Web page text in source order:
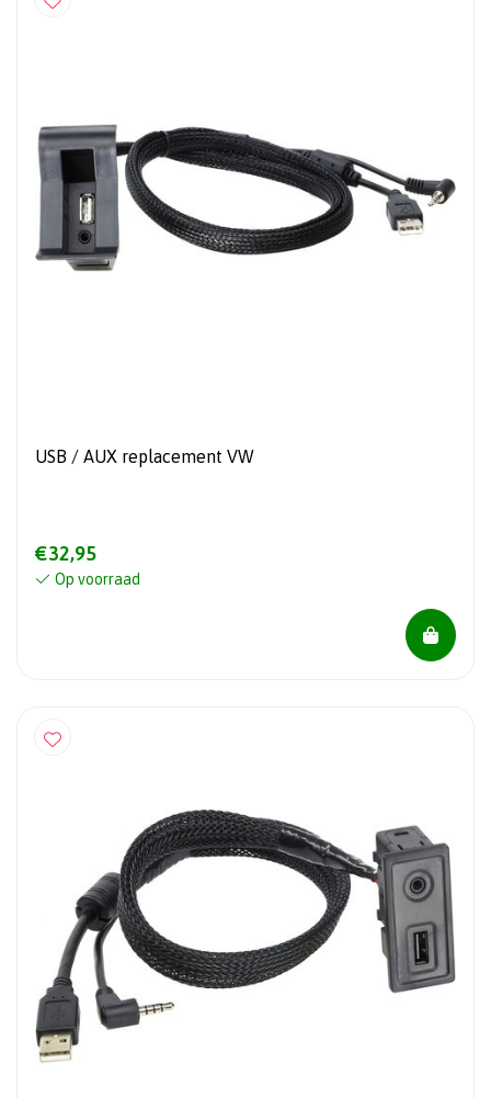
USB / AUX replacement VW
€32,95
Op voorraad